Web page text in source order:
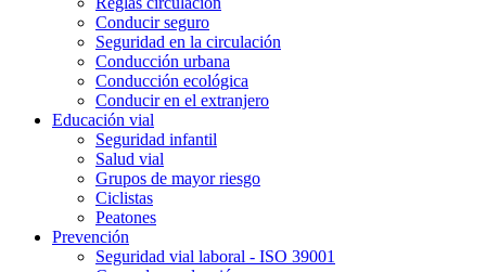
Conducir seguro
Seguridad en la circulación
Conducción urbana
Conducción ecológica
Conducir en el extranjero
Educación vial
Seguridad infantil
Salud vial
Grupos de mayor riesgo
Ciclistas
Peatones
Prevención
Seguridad vial laboral - ISO 39001